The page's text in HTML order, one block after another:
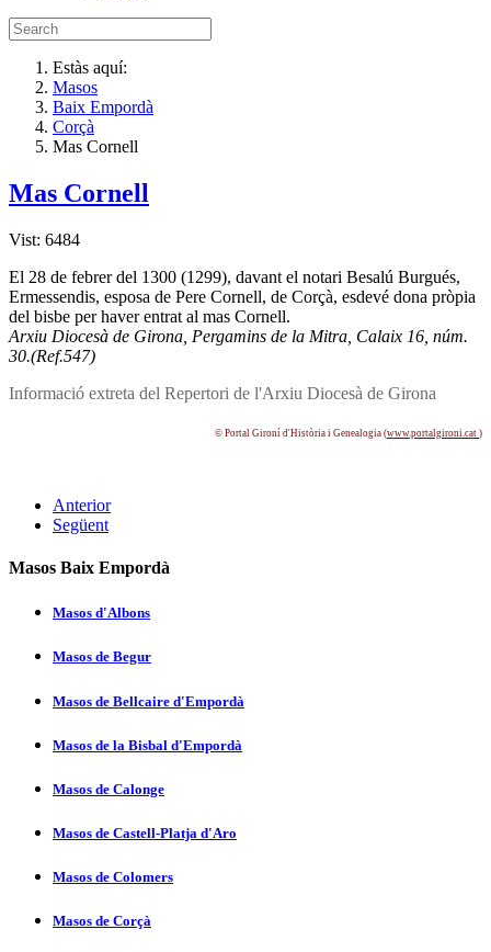
Estàs aquí:
Masos
Baix Empordà
Corçà
Mas Cornell
Mas Cornell
Vist: 6484
El 28 de febrer del 1300 (1299), davant el notari Besalú Burgués,
Ermessendis, esposa de Pere Cornell, de Corçà, esdevé dona pròpia
del bisbe per haver entrat al mas Cornell.
Arxiu Diocesà de Girona, Pergamins de la Mitra, Calaix 16, núm.
30.(Ref.547)
Informació extreta del Repertori de l'Arxiu Diocesà de Girona
© Portal Gironí­ d'Història i Genealogia (www.portalgironi.cat )
Anterior
Següent
Masos Baix Empordà
Masos d'Albons
Masos de Begur
Masos de Bellcaire d'Empordà
Masos de la Bisbal d'Empordà
Masos de Calonge
Masos de Castell-Platja d'Aro
Masos de Colomers
Masos de Corçà